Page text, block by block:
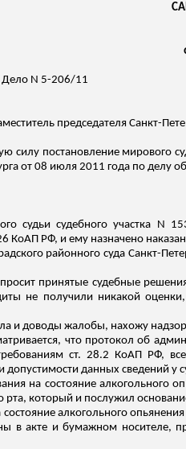
Дело N 5-206/11
председателя Санкт-
силу постановление мирового
от 08 июля 2011 года по
судьи судебного участка
КоАП РФ, и ему назначено
районного суда Санкт-
принятые судебные
не получили никакой
и доводы жалобы, нахожу
что протокол об
ст. 28.2 КоАП РФ,
допустимости данных сведений у
на состояние
рта, который и послужил
состояние алкогольного
в акте и бумажном носителе,